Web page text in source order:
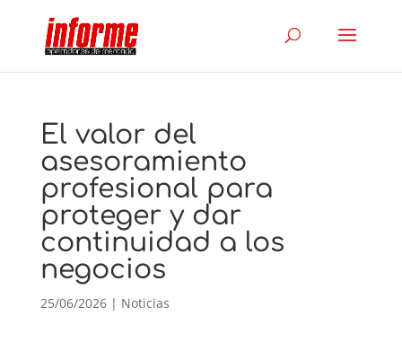
El valor del
asesoramiento
profesional para
proteger y dar
continuidad a los
negocios
25/06/2026| Noticias